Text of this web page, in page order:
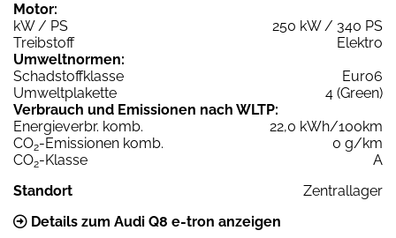
Motor:
kW / PS
250 kW / 340 PS
Treibstoff
Elektro
Umweltnormen:
Schadstoffklasse
Euro6
Umweltplakette
4 (Green)
Verbrauch und Emissionen nach WLTP:
Energieverbr. komb.
22,0 kWh/100km
CO2-Emissionen komb.
0 g/km
CO2-Klasse
A
Standort
Zentrallager
Details zum Audi Q8 e-tron anzeigen